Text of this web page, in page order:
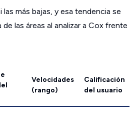
las más bajas, y esa tendencia se
las áreas al analizar a Cox frente
Velocidades
(rango)
Calificación
del usuario